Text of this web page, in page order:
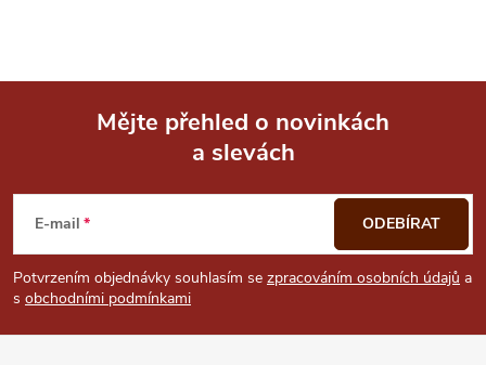
u
p
a
Mějte přehled o novinkách
a slevách
E-mail
Potvrzením objednávky souhlasím se zpracováním osobních údajů a
s obchodními podmínkami
ODEBÍRAT